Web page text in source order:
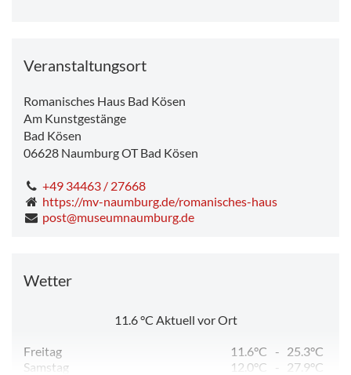
Veranstaltungsort
Romanisches Haus Bad Kösen
Am Kunstgestänge
Bad Kösen
06628 Naumburg OT Bad Kösen
+49 34463 / 27668
https://mv-naumburg.de/romanisches-haus
post@museumnaumburg.de
Wetter
11.6°C Aktuell vor Ort
Freitag 11.6°C - 25.3°C
Samstag
12.0°C -
27.9°C